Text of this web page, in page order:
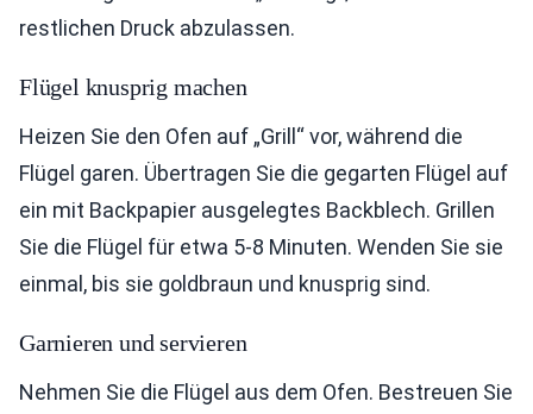
restlichen Druck abzulassen.
Flügel knusprig machen
Heizen Sie den Ofen auf „Grill“ vor, während die
Flügel garen. Übertragen Sie die gegarten Flügel auf
ein mit Backpapier ausgelegtes Backblech. Grillen
Sie die Flügel für etwa 5-8 Minuten. Wenden Sie sie
einmal, bis sie goldbraun und knusprig sind.
Garnieren und servieren
Nehmen Sie die Flügel aus dem Ofen. Bestreuen Sie